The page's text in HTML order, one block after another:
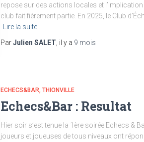
repose sur des actions locales et
club fait fièrement partie. En 2025, le Club
Lire la suite
ParJulien SALET , il y a 9 mois
ECHECS&BAR THIONVILLE
Echecs&Bar : Resultat
Hier soir s’est tenue la 1ère soirée Echecs &
joueurs et joueuses de tous niveaux ont